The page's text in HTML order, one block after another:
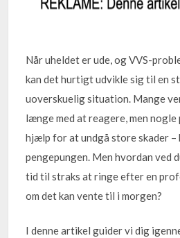
Når uheldet er ude, og VVS-
kan det hurtigt udvikle sig til en
uoverskuelig situation. Mange
længe med at reagere, men
hjælp for at undgå store skader –
pengepungen. Men hvordan ved
tid til straks at ringe efter en
om det kan vente til i morgen?
I denne artikel guider vi dig